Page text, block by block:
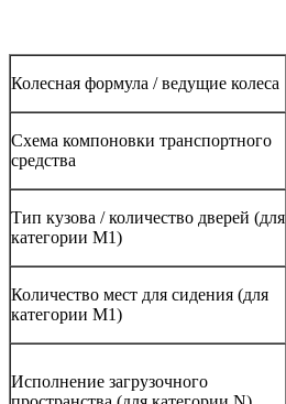
Колесная формула / ведущие колеса
Схема компоновки транспортного
средства
Тип кузова / количество дверей (для
категории М1)
Количество мест для сидения (для
категории М1)
Исполнение загрузочного